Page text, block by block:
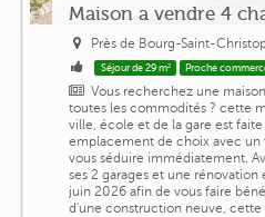
Maison a vendre 4
Près de Bourg-Saint-
Séjour de 29 m² Proche
Vous recherchez une
toutes les commodités ? cette
ville, école et de la gare est faite
emplacement de choix avec un
vous séduire immédiatement.
ses 2 garages et une
juin 2026 afin de vous faire
d'une construction neuve, cette